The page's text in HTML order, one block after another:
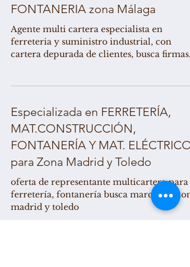
FONTANERIA zona Málaga
Agente multi cartera especialista en
ferreteria y suministro industrial, con
cartera depurada de clientes, busca firmas
Especializada en FERRETERÍA,
MAT.CONSTRUCCIÓN,
FONTANERÍA Y MAT. ELÉCTRICO
para Zona Madrid y Toledo
oferta de representante multicartera para
ferretería, fontanería busca marcas en
madrid y toledo